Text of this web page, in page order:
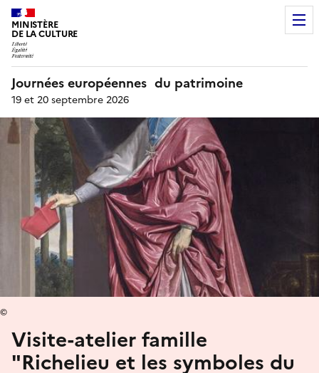
MINISTÈRE
DE LA CULTURE
Journées européennes du patrimoine
19 et 20 septembre 2026
Visite-atelier famille
"Richelieu et les symboles du
©